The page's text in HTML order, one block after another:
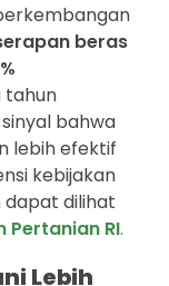
beras
tahun
bahwa
lebih efektif
kebijakan
dilihat
Pertanian RI.
Lebih